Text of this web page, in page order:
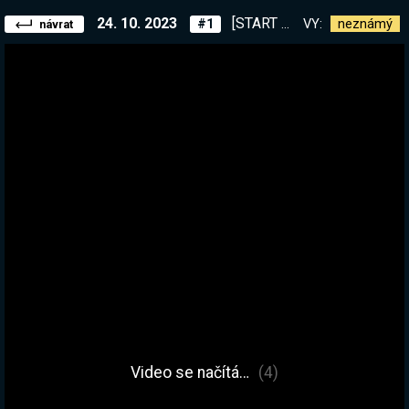
návrat 24. 10. 2023 #1 [START 17:45cca ] Cíl - Postavit obrovské město pro 100 000 obyvatel, neboli dokud z toho nebude slideshow :D | !kniha #SegaSponsored VY: neznámý
Video se načítá… (4)